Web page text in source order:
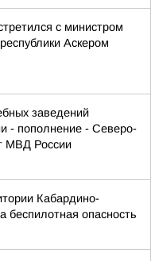
с министром
Аскером
заведений
- пополнение - Северо-
МВД России
Кабардино-
беспилотная опасность